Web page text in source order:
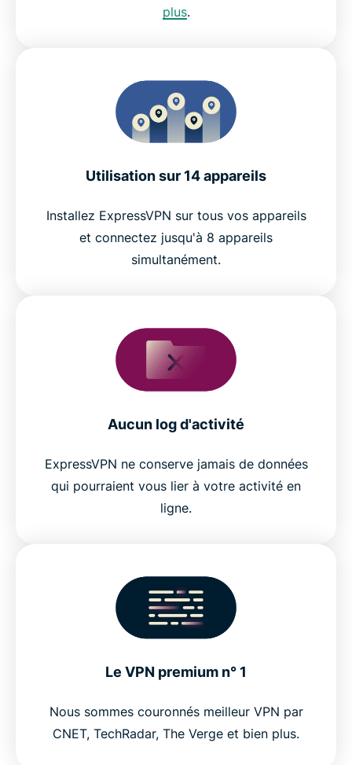
plus.
Utilisation sur 14 appareils
Installez ExpressVPN sur tous vos appareils
et connectez jusqu'à 8 appareils
simultanément.
Aucun log d'activité
ExpressVPN ne conserve jamais de données
qui pourraient vous lier à votre activité en
ligne.
Le VPN premium n° 1
Nous sommes couronnés meilleur VPN par
CNET, TechRadar, The Verge et bien plus.